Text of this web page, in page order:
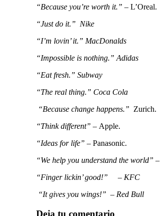
“Because you’re worth it.” – L’Oreal.
“Just do it.” Nike
“I’m lovin’ it.” MacDonalds
“Impossible is nothing.” Adidas
“Eat fresh.” Subway
“The real thing.” Coca Cola
“Because change happens.” Zurich.
“Think different” – Apple.
“Ideas for life” – Panasonic.
“We help you understand the world” –
“Finger lickin’ good!” – KFC
“It gives you wings!” – Red Bull
Deja tu comentario